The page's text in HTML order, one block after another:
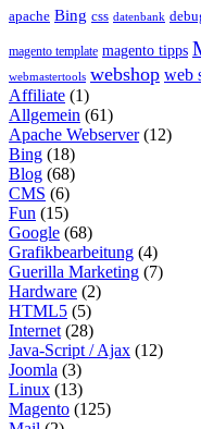
apache Bing css datenbank
magento template magento tipps
webmastertools webshop web
Affiliate (1)
Allgemein (61)
Apache Webserver(12)
Bing (18)
Blog (68)
CMS (6)
Fun (15)
Google (68)
Grafikbearbeitung (4)
Guerilla Marketing (7)
Hardware (2)
HTML5 (5)
Internet (28)
Java-Script / Ajax (12)
Joomla (3)
Linux (13)
Magento (125)